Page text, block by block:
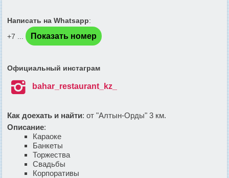
Написать на Whatsapp:
+7 ...
Показать номер
Официальный инстаграм
 bahar_restaurant_kz_
Как доехать и найти: от "Алтын-Орды" 3 км.
Описание:
Караоке
Банкеты
Торжества
Свадьбы
Корпоративы